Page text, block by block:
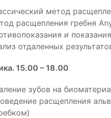
метод
расщепления гребня
и
отдаленных
15.00 – 18.00
зубов на
расщепления